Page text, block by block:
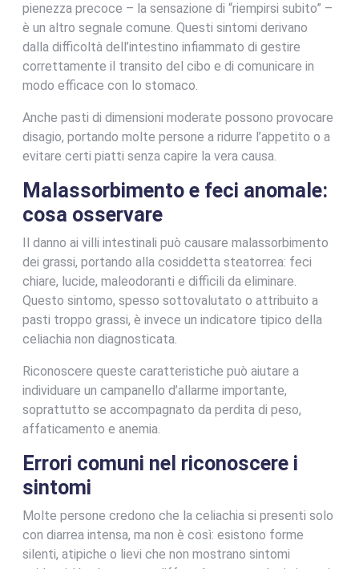
pienezza precoce – la sensazione di “riempirsi subito” –
è un altro segnale comune. Questi sintomi derivano
dalla difficoltà dell’intestino infiammato di gestire
correttamente il transito del cibo e di comunicare in
modo efficace con lo stomaco.
Anche pasti di dimensioni moderate possono provocare
disagio, portando molte persone a ridurre l’appetito o a
evitare certi piatti senza capire la vera causa.
Malassorbimento e feci anomale:
cosa osservare
Il danno ai villi intestinali può causare malassorbimento
dei grassi, portando alla cosiddetta steatorrea: feci
chiare, lucide, maleodoranti e difficili da eliminare.
Questo sintomo, spesso sottovalutato o attribuito a
pasti troppo grassi, è invece un indicatore tipico della
celiachia non diagnosticata.
Riconoscere queste caratteristiche può aiutare a
individuare un campanello d’allarme importante,
soprattutto se accompagnato da perdita di peso,
affaticamento e anemia.
Errori comuni nel riconoscere i
sintomi
Molte persone credono che la celiachia si presenti solo
con diarrea intensa, ma non è così: esistono forme
silenti, atipiche o lievi che non mostrano sintomi